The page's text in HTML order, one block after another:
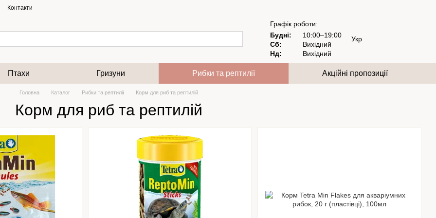
Контакти
Графік роботи:
Будні:
10:00–19:00
Сб:
Вихідний
Нд:
Вихідний
Укр
Птахи Гризуни Рибки та рептилії Акційні пропозиції
Головна Каталог Рибки та рептилії Корм для риб та рептилій
Корм для риб та рептилій